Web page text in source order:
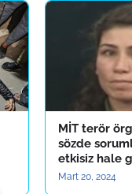
MİT terör
sözde
etkisiz hale
Mart 20, 2024